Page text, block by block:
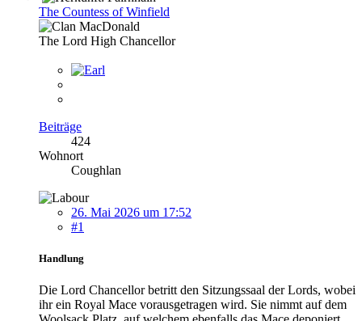
The Countess of Winfield
The Lord High Chancellor
Beiträge
424
Wohnort
Coughlan
26. Mai 2026 um 17:52
#1
Handlung
Die Lord Chancellor betritt den Sitzungssaal der Lords, wobei
ihr ein Royal Mace vorausgetragen wird. Sie nimmt auf dem